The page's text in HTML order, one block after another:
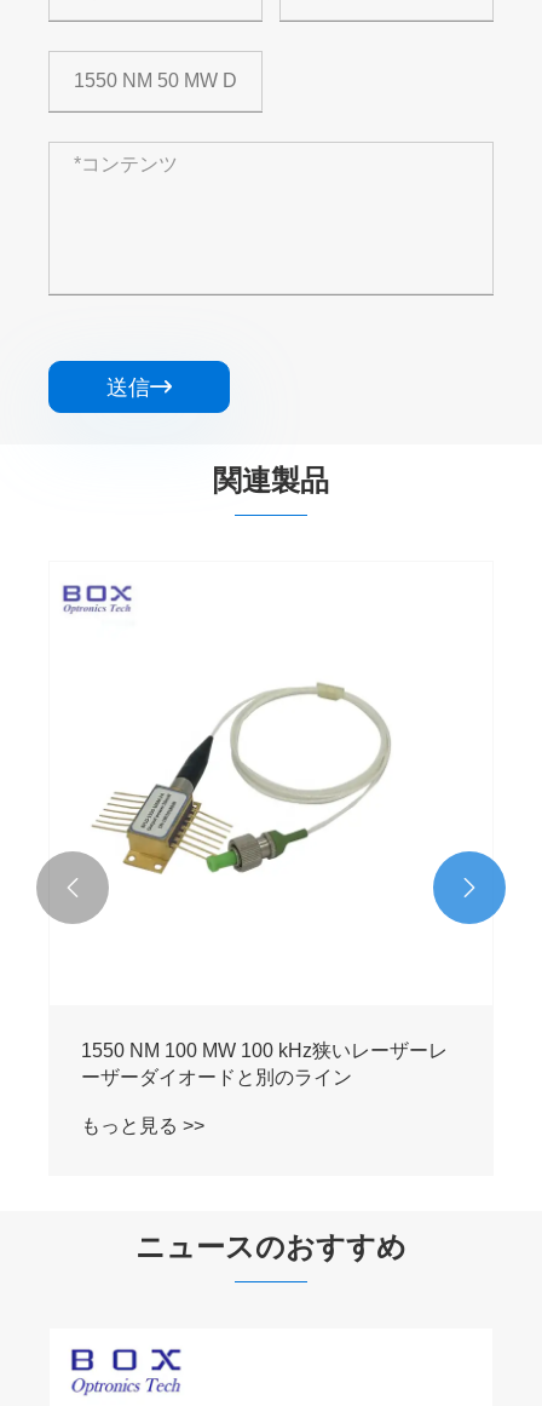
送信
関連製品
1550 NM 100 MW 100 kHz狭いレーザーレ
ーザーダイオードと別のライン
もっと見る >>
 
ニュースのおすすめ